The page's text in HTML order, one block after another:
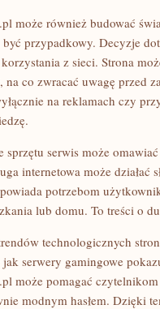
może również budować
przypadkowy. Decyzje
z sieci. Strona
na co zwracać uwagę przed
na reklamach czy
sprzętu serwis może
internetowa może
potrzebom
lub domu. To treści o
technologicznych
jak serwery gamingowe
może pomagać
modnym hasłem. Dzięki